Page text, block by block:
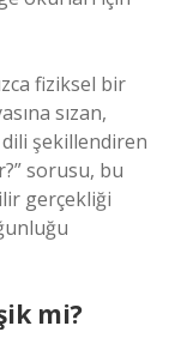
fiziksel bir
sızan,
şekillendiren
sorusu, bu
gerçekliği
mi?